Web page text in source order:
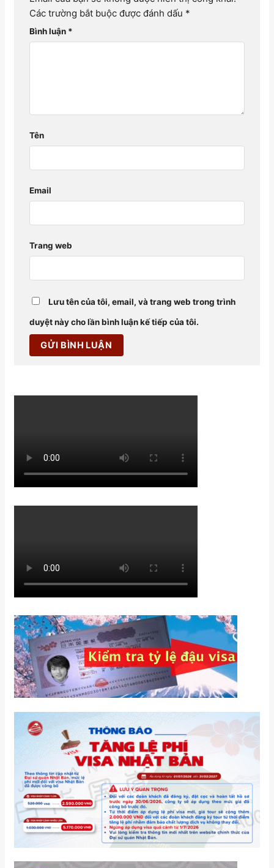
Các trường bắt buộc được đánh dấu *
Bình luận *
Tên
Email
Trang web
Lưu tên của tôi, email, và trang web trong trình
duyệt này cho lần bình luận kế tiếp của tôi.